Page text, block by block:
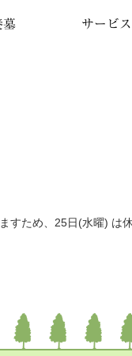
墓 サービス
ため、25日(水曜) は